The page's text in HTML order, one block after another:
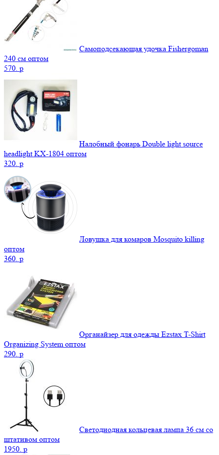
Самоподсекающая удочка Fishergoman
240 см оптом
570. p
Налобный фонарь Double light source
headlight KX-1804 оптом
320. p
Ловушка для комаров Mosquito killing
оптом
360. p
Органайзер для одежды Ezstax T-Shirt
Organizing System оптом
290. p
Светодиодная кольцевая лампа 36 см со
штативом оптом
1950. p